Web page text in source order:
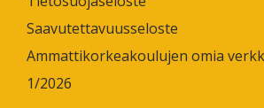
Saavutettavuusseloste
Ammattikorkeakoulujen omia
1/2026